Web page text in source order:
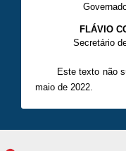
FLÁVIO
Secretário
Este texto não
maio de 2022.